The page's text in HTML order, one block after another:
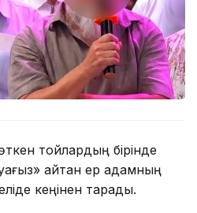
тойлардың бірінде
айтқан ер адамның
кеңінен тарады.